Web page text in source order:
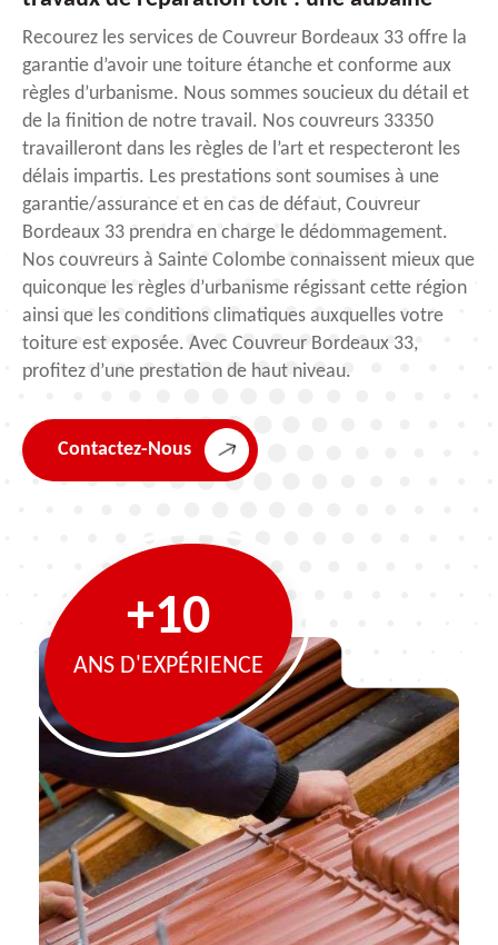
Recourez les services de Couvreur Bordeaux 33 offre la
garantie d’avoir une toiture étanche et conforme aux
règles d’urbanisme. Nous sommes soucieux du détail et
de la finition de notre travail. Nos couvreurs 33350
travailleront dans les règles de l’art et respecteront les
délais impartis. Les prestations sont soumises à une
garantie/assurance et en cas de défaut, Couvreur
Bordeaux 33 prendra en charge le dédommagement.
Nos couvreurs à Sainte Colombe connaissent mieux que
quiconque les règles d’urbanisme régissant cette région
ainsi que les conditions climatiques auxquelles votre
toiture est exposée. Avec Couvreur Bordeaux 33,
profitez d’une prestation de haut niveau.
Contactez-Nous
+10
ANS D'EXPÉRIENCE